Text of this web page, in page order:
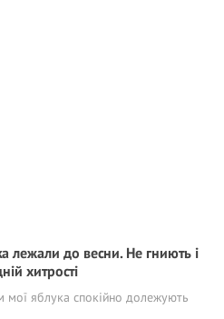
до весни. Не гниють і
хитрості
яблука спокійно долежують